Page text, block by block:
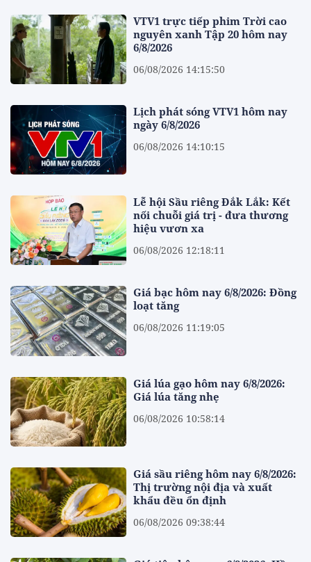
VTV1 trực tiếp phim Trời cao
nguyên xanh Tập 20 hôm nay
6/8/2026
06/08/2026 14:15:50
Lịch phát sóng VTV1 hôm nay
ngày 6/8/2026
06/08/2026 14:10:15
Lễ hội Sầu riêng Đắk Lắk: Kết
nối chuỗi giá trị - đưa thương
hiệu vươn xa
06/08/2026 12:18:11
Giá bạc hôm nay 6/8/2026: Đồng
loạt tăng
06/08/2026 11:19:05
Giá lúa gạo hôm nay 6/8/2026:
Giá lúa tăng nhẹ
06/08/2026 10:58:14
Giá sầu riêng hôm nay 6/8/2026:
Thị trường nội địa và xuất
khẩu đều ổn định
06/08/2026 09:38:44